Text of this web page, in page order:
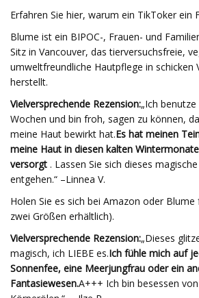
Erfahren Sie hier, warum ein TikToker ein
Blume ist ein BIPOC-, Frauen- und
Sitz in Vancouver, das tierversuchsfreie,
umweltfreundliche Hautpflege in schicken
herstellt.
Vielversprechende Rezension:„Ich
Wochen und bin froh, sagen zu können,
meine Haut bewirkt hat.Es hat meinen
meine Haut in diesen kalten
versorgt . Lassen Sie sich dieses
entgehen.“ –Linnea V.
Holen Sie es sich bei Amazon oder
zwei Größen erhältlich).
Vielversprechende Rezension:„Dieses
magisch, ich LIEBE es.Ich fühle mich auf
Sonnenfee, eine Meerjungfrau oder ein
Fantasiewesen.A+++ Ich bin besessen